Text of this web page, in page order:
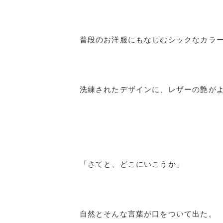
普段のお洋服にもなじむシックなカラー
洗練されたデザインに、レザーの艶が
「さてと、どこにいこうか」
自然とそんな言葉が口をついて出た。